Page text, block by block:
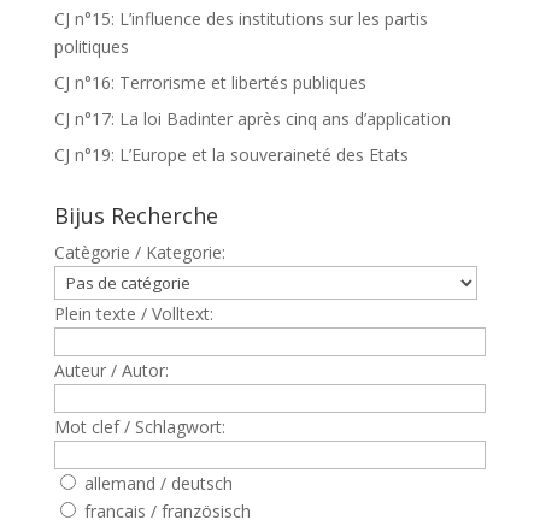
CJ n°15: L’influence des institutions sur les partis
politiques
CJ n°16: Terrorisme et libertés publiques
CJ n°17: La loi Badinter après cinq ans d’application
CJ n°19: L’Europe et la souveraineté des Etats
Bijus Recherche
Catègorie / Kategorie:
Plein texte / Volltext:
Auteur / Autor:
Mot clef / Schlagwort:
allemand / deutsch
francais / französisch